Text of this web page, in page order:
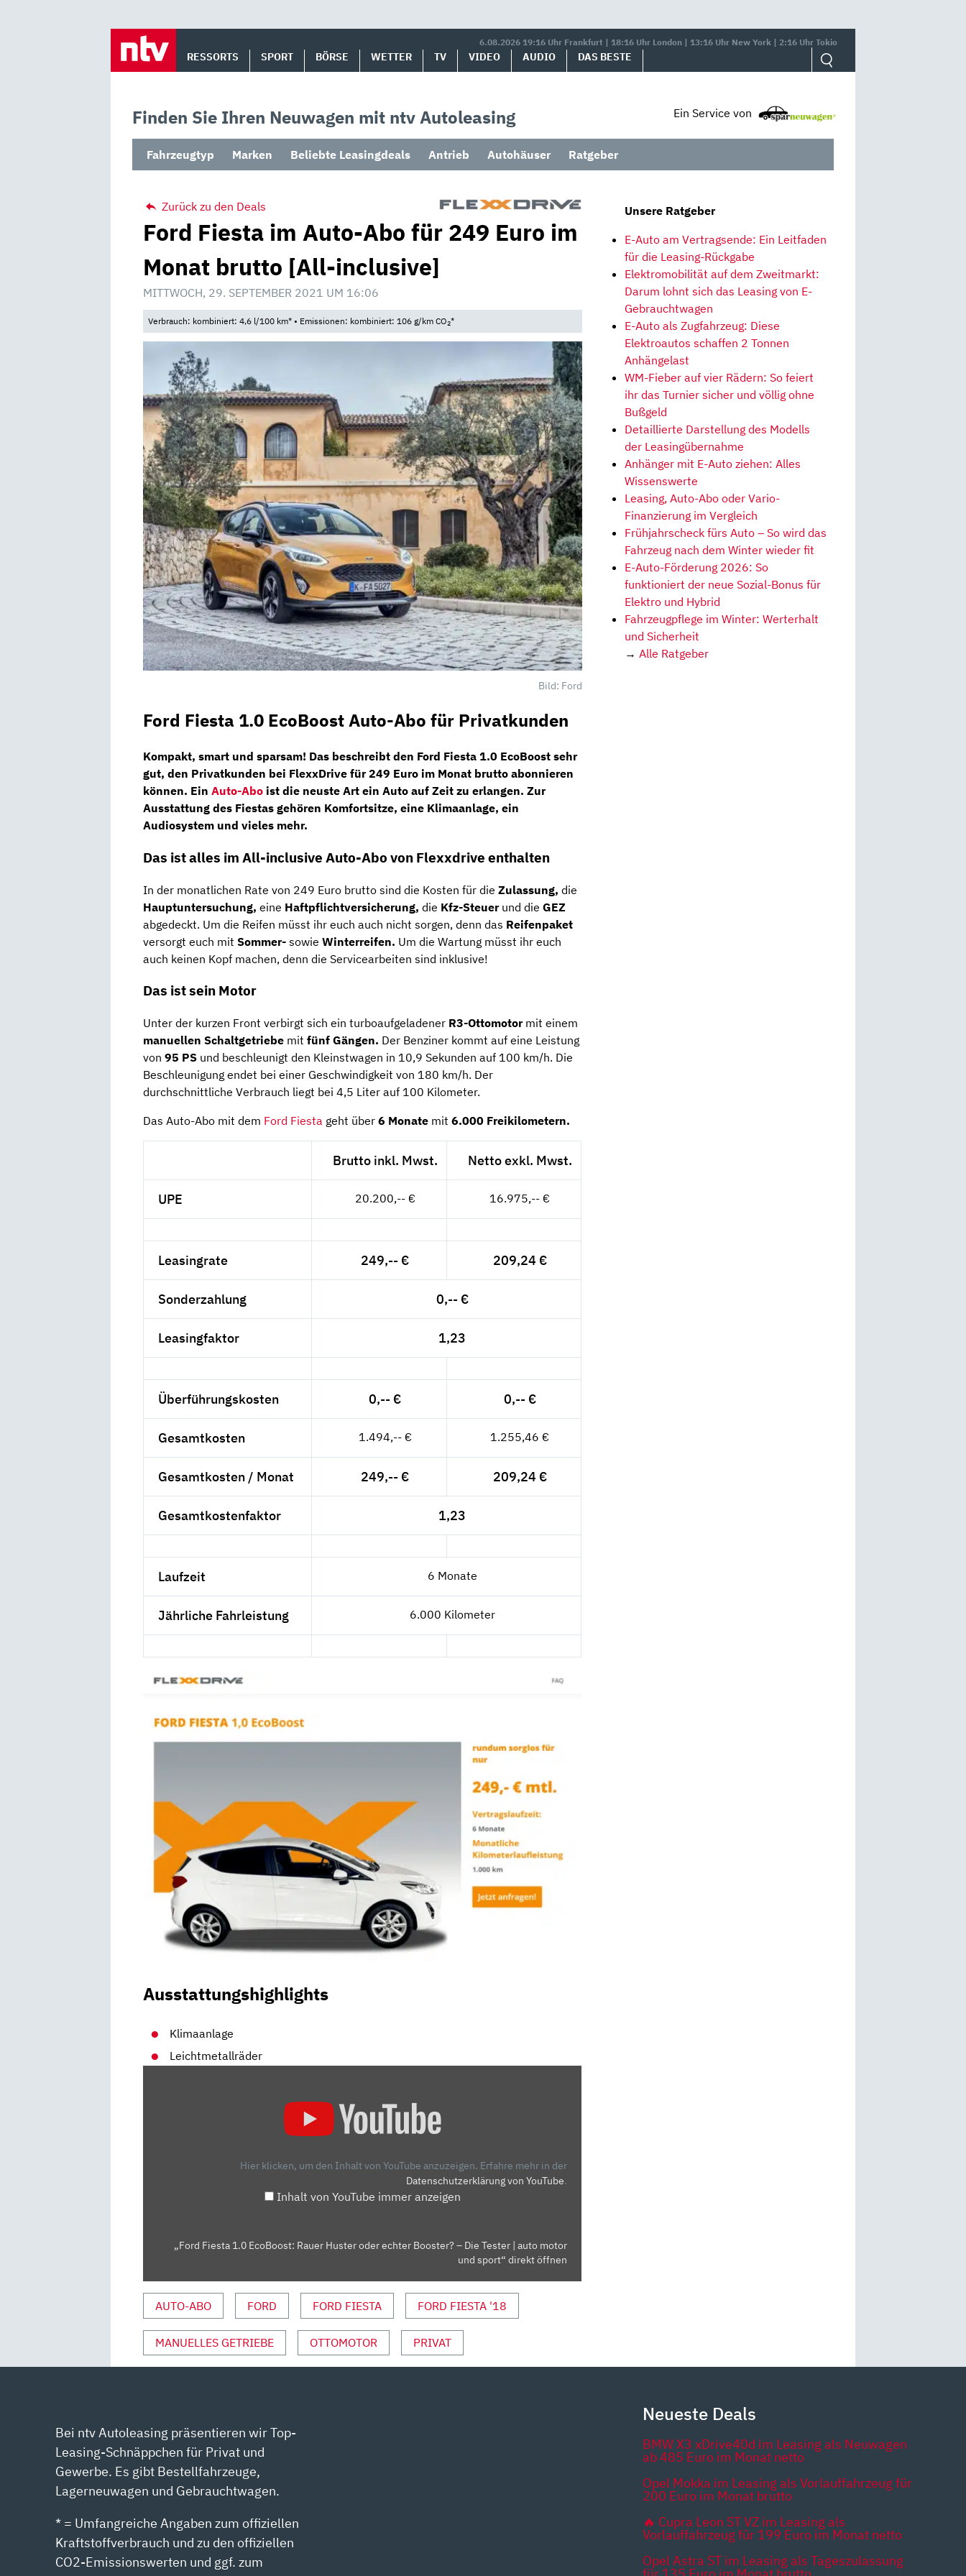
6.08.2026 19:16 Uhr Frankfurt | 18:16 Uhr London | 13:16 Uhr New York | 2:16 Uhr Tokio
RESSORTS SPORT BÖRSE WETTER TV VIDEO AUDIO DAS BESTE
Finden Sie Ihren Neuwagen mit ntv Autoleasing Ein Service von
Fahrzeugtyp Marken Beliebte Leasingdeals Antrieb Autohäuser Ratgeber
Zurück zu den Deals
Ford Fiesta im Auto-Abo für 249 Euro im
Monat brutto [All-inclusive]
MITTWOCH, 29. SEPTEMBER 2021 UM 16:06
Verbrauch: kombiniert: 4,6 l/100 km* • Emissionen: kombiniert: 106 g/km CO2*
Bild: Ford
Ford Fiesta 1.0 EcoBoost Auto-Abo für Privatkunden
Kompakt, smart und sparsam! Das beschreibt den Ford Fiesta 1.0 EcoBoost sehr
gut, den Privatkunden bei FlexxDrive für249 Euro im Monat brutto abonnieren
können. Ein Auto-Abo ist die neuste Art ein Auto auf Zeit zu erlangen. Zur
Ausstattung des Fiestas gehören Komfortsitze, eine Klimaanlage, ein
Audiosystem und vieles mehr.
Das ist alles im All-inclusive Auto-Abo von Flexxdrive enthalten
In der monatlichen Rate von 249 Euro brutto sind die Kosten für die Zulassung, die
Hauptuntersuchung, eine Haftpflichtversicherung, die Kfz-Steuerund die GEZ
abgedeckt. Um die Reifen müsst ihr euch auch nicht sorgen, denn das Reifenpaket
versorgt euch mit Sommer- sowie Winterreifen. Um die Wartung müsst ihr euch
auch keinen Kopf machen, denn die Servicearbeiten sind inklusive!
Das ist sein Motor
Unter der kurzen Front verbirgt sich ein turboaufgeladener R3-Ottomotormit einem
manuellen Schaltgetriebe mit fünf Gängen. Der Benziner kommt auf eine Leistung
von 95 PS und beschleunigt den Kleinstwagen in 10,9 Sekunden auf 100 km/h. Die
Beschleunigung endet bei einer Geschwindigkeit von 180 km/h. Der
durchschnittliche Verbrauch liegt bei 4,5 Liter auf 100 Kilometer.
Das Auto-Abo mit dem Ford Fiesta geht über 6 Monate mit 6.000 Freikilometern.
Brutto inkl. Mwst. Netto exkl. Mwst.
UPE 20.200,-- € 16.975,-- €
Leasingrate 249,-- € 209,24 €
Sonderzahlung 0,-- €
Leasingfaktor 1,23
Überführungskosten 0,-- € 0,-- €
Gesamtkosten 1.494,-- € 1.255,46 €
Gesamtkosten / Monat 249,-- € 209,24 €
Gesamtkostenfaktor 1,23
Laufzeit 6 Monate
Jährliche Fahrleistung 6.000 Kilometer
Ausstattungshighlights
Klimaanlage
Leichtmetallräder
|
AUTO
MOTOR
UND
SPORT“
VON
Hier klicken, um den Inhalt von YouTube anzuzeigen. Erfahre mehr in der
Datenschutzerklärung von YouTube.
Inhalt von YouTube immer anzeigen
„Ford Fiesta 1.0 EcoBoost: Rauer Huster oder echter Booster? – Die Tester | auto motor
und sport“ direkt öffnen
AUTO-ABO FORD FORD FIESTA FORD FIESTA '18
MANUELLES GETRIEBE OTTOMOTOR PRIVAT
Unsere Ratgeber
E-Auto am Vertragsende: Ein Leitfaden
für die Leasing-Rückgabe
Elektromobilität auf dem Zweitmarkt:
Darum lohnt sich das Leasing von E-
Gebrauchtwagen
E-Auto als Zugfahrzeug: Diese
Elektroautos schaffen 2 Tonnen
Anhängelast
WM-Fieber auf vier Rädern: So feiert
ihr das Turnier sicher und völlig ohne
Bußgeld
Detaillierte Darstellung des Modells
der Leasingübernahme
Anhänger mit E-Auto ziehen: Alles
Wissenswerte
Leasing, Auto-Abo oder Vario-
Finanzierung im Vergleich
Frühjahrscheck fürs Auto – So wird das
Fahrzeug nach dem Winter wieder fit
E-Auto-Förderung 2026: So
funktioniert der neue Sozial-Bonus für
Elektro und Hybrid
Fahrzeugpflege im Winter: Werterhalt
und Sicherheit
→ Alle Ratgeber
Bei ntv Autoleasing präsentieren wir Top-
Leasing-Schnäppchen für Privat und
Gewerbe. Es gibt Bestellfahrzeuge,
Lagerneuwagen und Gebrauchtwagen.
* = Umfangreiche Angaben zum offiziellen
Kraftstoffverbrauch und zu den offiziellen
CO2-Emissionswerten und ggf. zum
Neueste Deals
BMW X3 xDrive40d im Leasing als Neuwagen
ab 485 Euro im Monat netto
Opel Mokka im Leasing als Vorlauffahrzeug für
200 Euro im Monat brutto
🔥 Cupra Leon ST VZ im Leasing als
Vorlauffahrzeug für 199 Euro im Monat netto
Opel Astra ST im Leasing als Tageszulassung